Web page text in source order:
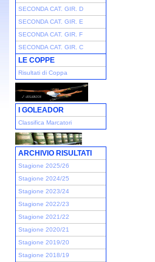
SECONDA CAT. GIR. D
SECONDA CAT. GIR. E
SECONDA CAT. GIR. F
SECONDA CAT. GIR. C
LE COPPE
Risultati di Coppa
I GOLEADOR
Classifica Marcatori
ARCHIVIO RISULTATI
Stagione 2025/26
Stagione 2024/25
Stagione 2023/24
Stagione 2022/23
Stagione 2021/22
Stagione 2020/21
Stagione 2019/20
Stagione 2018/19